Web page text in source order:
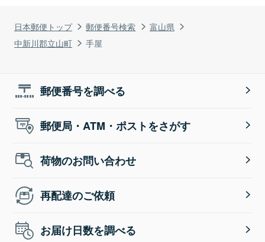
日本郵便トップ 郵便番号検索
富山県
中新川郡立山町
手屋
郵便番号を調べる
郵便局・ATM・ポストをさがす
荷物のお問い合わせ
再配達のご依頼
お届け日数を調べる